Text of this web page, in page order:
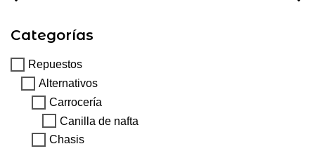
Categorías
Repuestos
Alternativos
Carrocería
Canilla de nafta
Chasis